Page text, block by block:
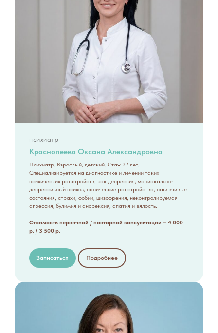
психиатр
Краснопеева Оксана Александровна
Психиатр. Взрослый, детский. Стаж 27 лет.
Специализируется на диагностике и лечении таких
психических расстройств, как депрессия, маниакально-
депрессивный психоз, панические расстройства, навязчивые
состояния, страхи, фобии, шизофрения, неконтролируемая
агрессия, булимия и анорексия, апатия и вялость.
Стоимость первичной / повторной консультации – 4 000
р. / 3 500 р.
Записаться Подробнее